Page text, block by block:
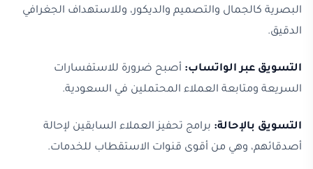
البصرية كالجمال والتصميم والديكور، وللاستهداف الجغرافي
الدقيق.
التسويق عبر الواتساب: أصبح ضرورة للاستفسارات
السريعة ومتابعة العملاء المحتملين في السعودية.
التسويق بالإحالة: برامج تحفيز العملاء السابقين لإحالة
أصدقائهم، وهي من أقوى قنوات الاستقطاب للخدمات.